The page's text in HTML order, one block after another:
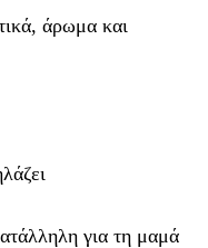
άρωμα και
για τη μαμά